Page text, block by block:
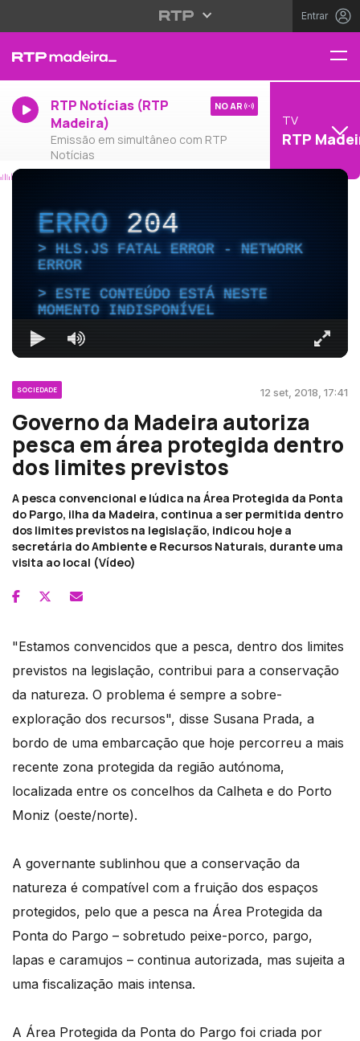
Entrar
RTP Notícias (RTP
Madeira)
Emissão em simultâneo com RTP
Notícias
NO AR
TV
RTP
ERRO204
HLS.JS FATAL ERROR - NETWORK
ERROR
ESTE CONTEÚDO ESTÁ NESTE
MOMENTO INDISPONÍVEL
SOCIEDADE 12 set, 2018, 17:41
Governo da Madeira autoriza
pesca em área protegida dentro
dos limites previstos
A pesca convencional e lúdica na Área Protegida da Ponta
do Pargo, ilha da Madeira, continua a ser permitida dentro
dos limites previstos na legislação, indicou hoje a
secretária do Ambiente e Recursos Naturais, durante uma
visita ao local (Vídeo)
"Estamos convencidos que a pesca, dentro dos limites
previstos na legislação, contribui para a conservação
da natureza. O problema é sempre a sobre-
exploração dos recursos", disse Susana Prada, a
bordo de uma embarcação que hoje percorreu a mais
recente zona protegida da região autónoma,
localizada entre os concelhos da Calheta e do Porto
Moniz (oeste/norte).
A governante sublinhou que a conservação da
natureza é compatível com a fruição dos espaços
protegidos, pelo que a pesca na Área Protegida da
Ponta do Pargo – sobretudo peixe-porco, pargo,
lapas e caramujos – continua autorizada, mas sujeita a
uma fiscalização mais intensa.
A Área Protegida da Ponta do Pargo foi criada por